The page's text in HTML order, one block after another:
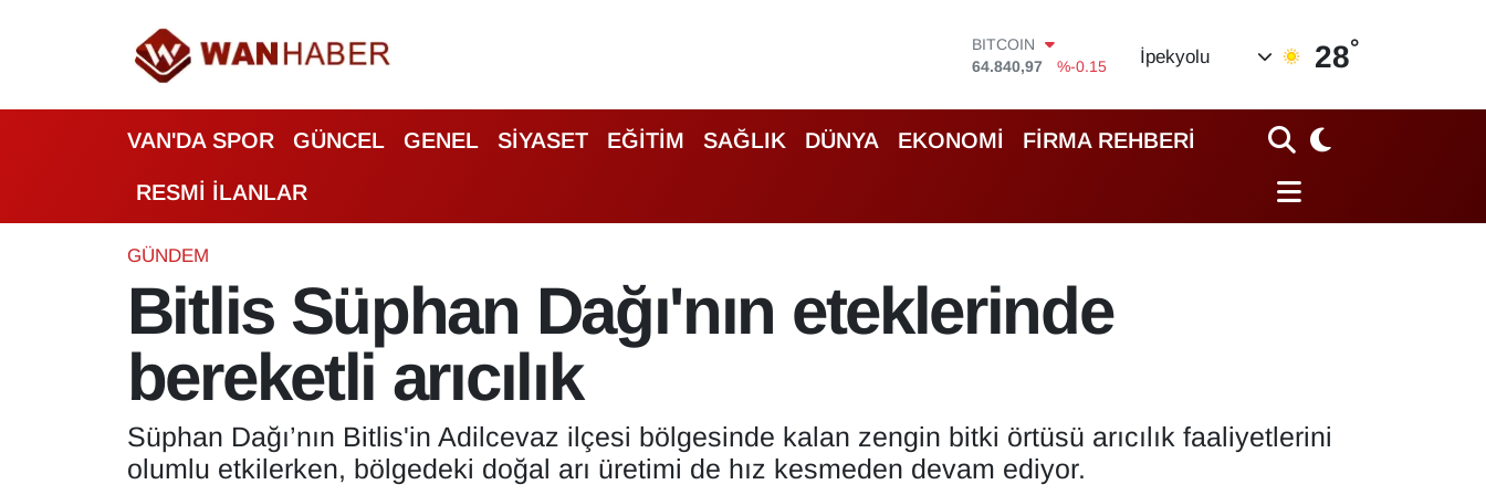
DOLAR
47,7436
%0.18
55,2510
%0.32
STERLİN
64,4811
%0.38
BİST100
64.840,97
%-0.15
İpekyolu 28°
VAN'DA SPOR GÜNCEL GENEL SİYASET EĞİTİM SAĞLIK DÜNYA EKONOMİ FİRMA REHBERİ
RESMİ İLANLAR
GÜNDEM
Bitlis Süphan Dağı'nın eteklerinde
bereketli arıcılık
Süphan Dağı’nın Bitlis'in Adilcevaz ilçesi bölgesinde kalan zengin bitki örtüsü arıcılık faaliyetlerini
olumlu etkilerken, bölgedeki doğal arı üretimi de hız kesmeden devam ediyor.
ASAYİŞ
BİLİM VE TEKNOLOJİ
Biyografi
Bölge Haberleri
Dernekler, Odalar
Van Nöbetçi Eczaneler
Van Hava Durumu
Van Namaz Vakitleri
Van Trafik Yoğunluk Haritası
Süper Lig Puan Durumu ve Fikstür
Tüm Manşetler
Son Dakika Haberleri
Haber Arşivi